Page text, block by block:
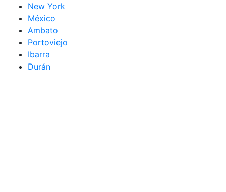
New York
México
Ambato
Portoviejo
Ibarra
Durán